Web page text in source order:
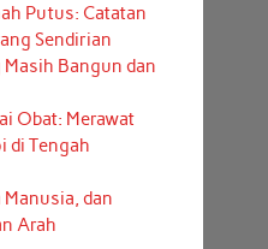
Putus: Catatan
Sendirian
Masih Bangun dan
Obat: Merawat
di Tengah
dan
Arah